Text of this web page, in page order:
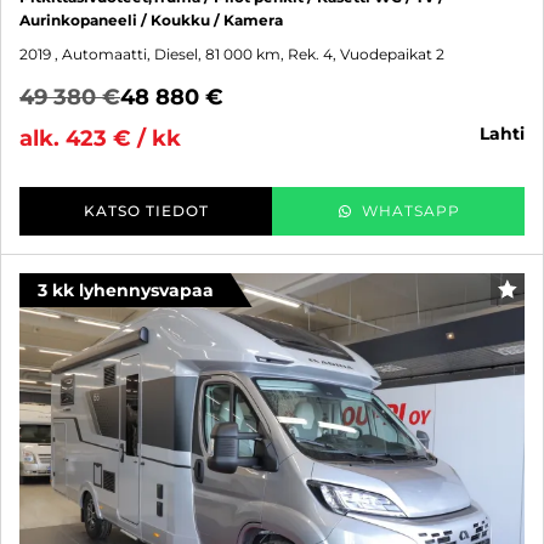
Aurinkopaneeli / Koukku / Kamera
2019 , Automaatti, Diesel, 81 000 km, Rek. 4, Vuodepaikat 2
49 380 €48 880 €
alk. 423 € / kk
lahti
KATSO TIEDOT WHATSAPP
3 kk lyhennysvapaa